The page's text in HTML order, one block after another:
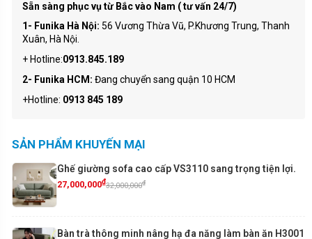
Sẵn sàng phục vụ từ Bắc vào Nam ( tư vấn 24/7)
1- Funika Hà Nội: 56 Vương Thừa Vũ, P.Khương Trung, Thanh
Xuân, Hà Nội.
+ Hotline:0913.845.189
2- Funika HCM: Đang chuyển sang quận 10 HCM
+Hotline: 0913 845 189
SẢN PHẨM KHUYẾN MẠI
Ghế giường sofa cao cấp VS3110 sang trọng tiện lợi.
27,000,000₫32,000,000₫
Bàn trà thông minh nâng hạ đa năng làm bàn ăn H3001